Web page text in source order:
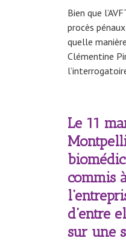
Bien que
procès
quelle
Clémentine
Le 11
commis
d’entre
sur une